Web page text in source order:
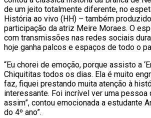
de um jeito totalmente diferente, no
História ao vivo (HH) – também
participação da atriz Meire Moraes. O
com transmissões nas redes sociais
hoje ganha palcos e espaços de todo o
“Eu chorei de emoção, porque assisto a
Chiquititas todos os dias. Ela é muito
faz, fiquei prestando muita atenção à
interessante. Foi incrível ver uma pessoa
assim”, contou emocionada a estudante
do 4º ano”.